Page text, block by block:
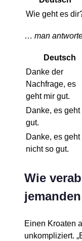
Wie geht es
… man
Deutsch
Danke der
Nachfrage, es
geht mir gut.
Danke, es geht
gut.
Danke, es geht
nicht so gut.
Wie
Einen Kroaten
unkompliziert.